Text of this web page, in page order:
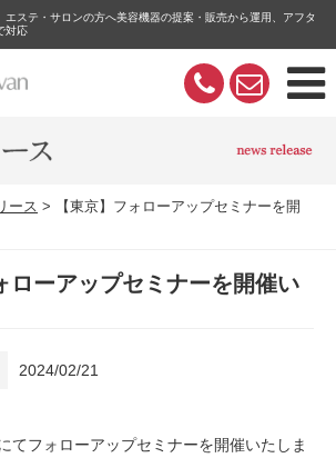
エステ・サロンの方へ美容機器の提案・販売から運用、アフタ
対応
ース
【東京】フォローアップセミナーを開
ローアップセミナーを開催い
2024/02/21
てフォローアップセミナーを開催いたしま